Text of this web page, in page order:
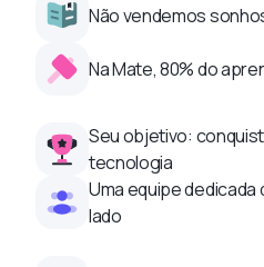
Não vendemos
Na Mate, 80% do
Seu objetivo:
tecnologia
Uma equipe
lado